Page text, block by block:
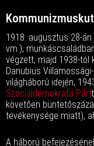
1918. augusztus 28-
vm.),
végzett, majd 1938-tól
Danubius
világháború idején,
Szociáldemokrata Párt
követően
tevékenysége miatt),
A háború